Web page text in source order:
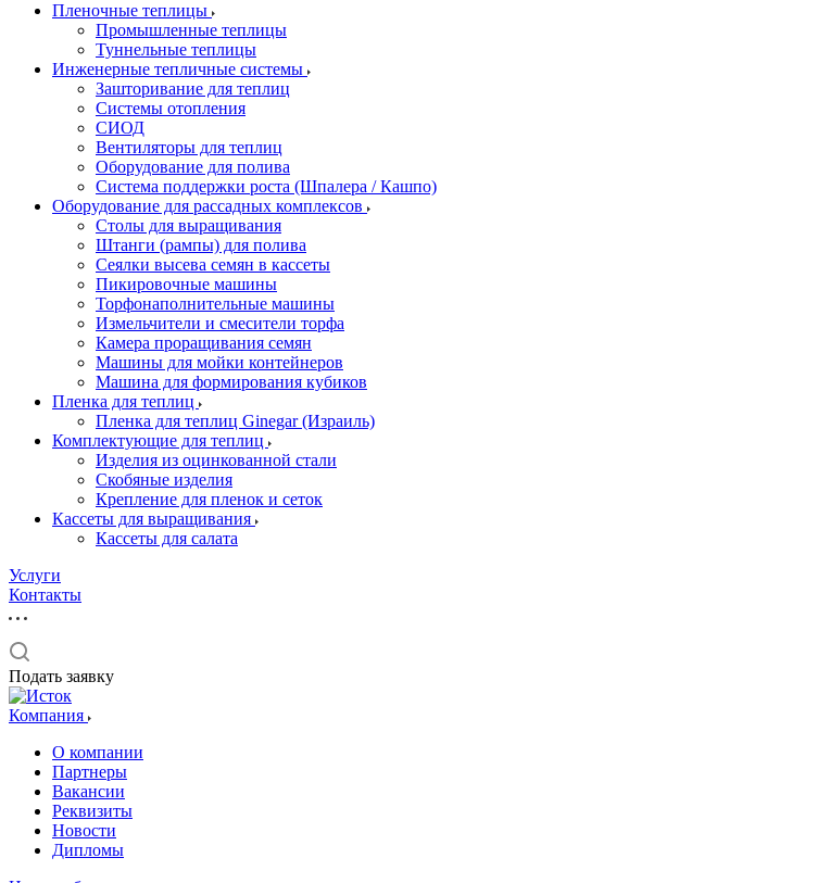
Пленочные теплицы
Промышленные теплицы
Туннельные теплицы
Инженерные тепличные системы
Зашторивание для теплиц
Системы отопления
СИОД
Вентиляторы для теплиц
Оборудование для полива
Система поддержки роста (Шпалера / Кашпо)
Оборудование для рассадных комплексов
Столы для выращивания
Штанги (рампы) для полива
Сеялки высева семян в кассеты
Пикировочные машины
Торфонаполнительные машины
Измельчители и смесители торфа
Камера проращивания семян
Машины для мойки контейнеров
Машина для формирования кубиков
Пленка для теплиц
Пленка для теплиц Ginegar (Израиль)
Комплектующие для теплиц
Изделия из оцинкованной стали
Скобяные изделия
Крепление для пленок и сеток
Кассеты для выращивания
Кассеты для салата
Услуги
Контакты
Подать заявку
Компания
О компании
Партнеры
Вакансии
Реквизиты
Новости
Дипломы